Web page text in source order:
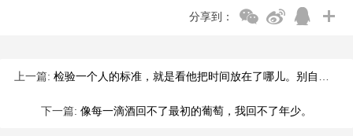
分享到：
上一篇: 检验一个人的标准，就是看他把时间放在了哪儿。别自欺欺人；当生
下一篇: 像每一滴酒回不了最初的葡萄，我回不了年少。